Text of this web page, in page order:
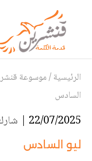
الرئيسية/موسوعة
السادس
22/07/2025 |
ليو السادس